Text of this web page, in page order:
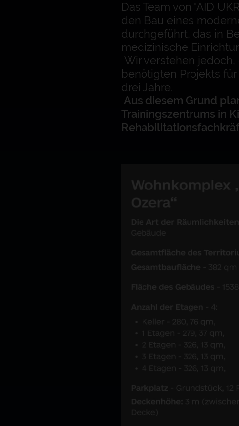
Das Team von "AID
den Bau eines
durchgeführt, das in
medizinische
Wir verstehen
benötigten Projekts
drei Jahre.
Aus diesem Grund
Trainingszentrums in